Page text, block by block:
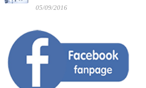
05/09/2016